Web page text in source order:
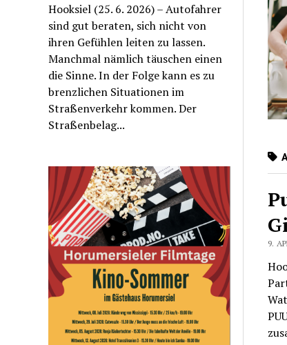
Hooksiel (25. 6. 2026) – Autofahrer
sind gut beraten, sich nicht von
ihren Gefühlen leiten zu lassen.
Manchmal nämlich täuschen einen
die Sinne. In der Folge kann es zu
brenzlichen Situationen im
Straßenverkehr kommen. Der
Straßenbelag...
9.